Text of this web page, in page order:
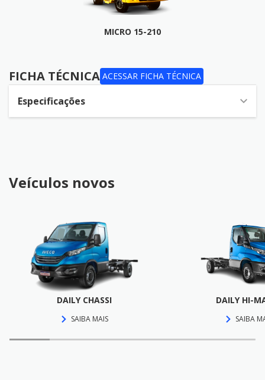
MICRO 15-210
FICHA TÉCNICA ACESSAR FICHA TÉCNICA
Especificações
Veículos novos
DAILY CHASSI
SAIBA MAIS
DAILY HI-
SAIBA